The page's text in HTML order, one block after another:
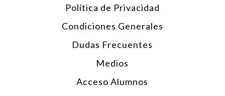
Política de Privacidad
Condiciones Generales
Dudas Frecuentes
Medios
Acceso Alumnos